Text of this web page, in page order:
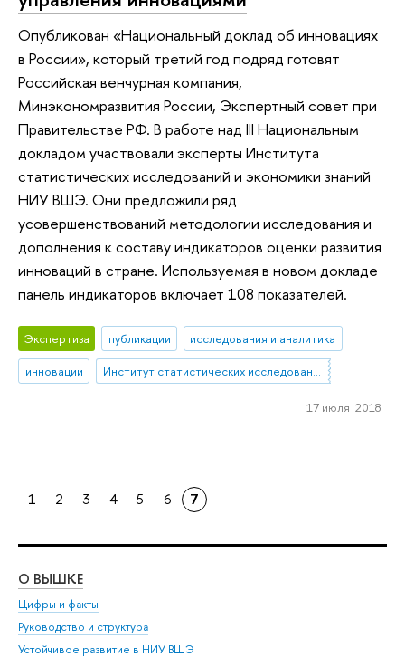
Опубликован «Национальный доклад об инновациях
в России», который третий год подряд готовят
Российская венчурная компания,
Минэкономразвития России, Экспертный совет при
Правительстве РФ. В работе над III Национальным
докладом участвовали эксперты Института
статистических исследований и экономики знаний
НИУ ВШЭ. Они предложили ряд
усовершенствований методологии исследования и
дополнения к составу индикаторов оценки развития
инноваций в стране. Используемая в новом докладе
панель индикаторов включает 108 показателей.
Экспертиза публикации
исследования и аналитика
инновации
Институт статистических исследований и экономики знаний
17 июля 2018
1 2 3 4 5 6 7
О ВЫШКЕ
Цифры и факты
Руководство и структура
Устойчивое развитие в НИУ ВШЭ